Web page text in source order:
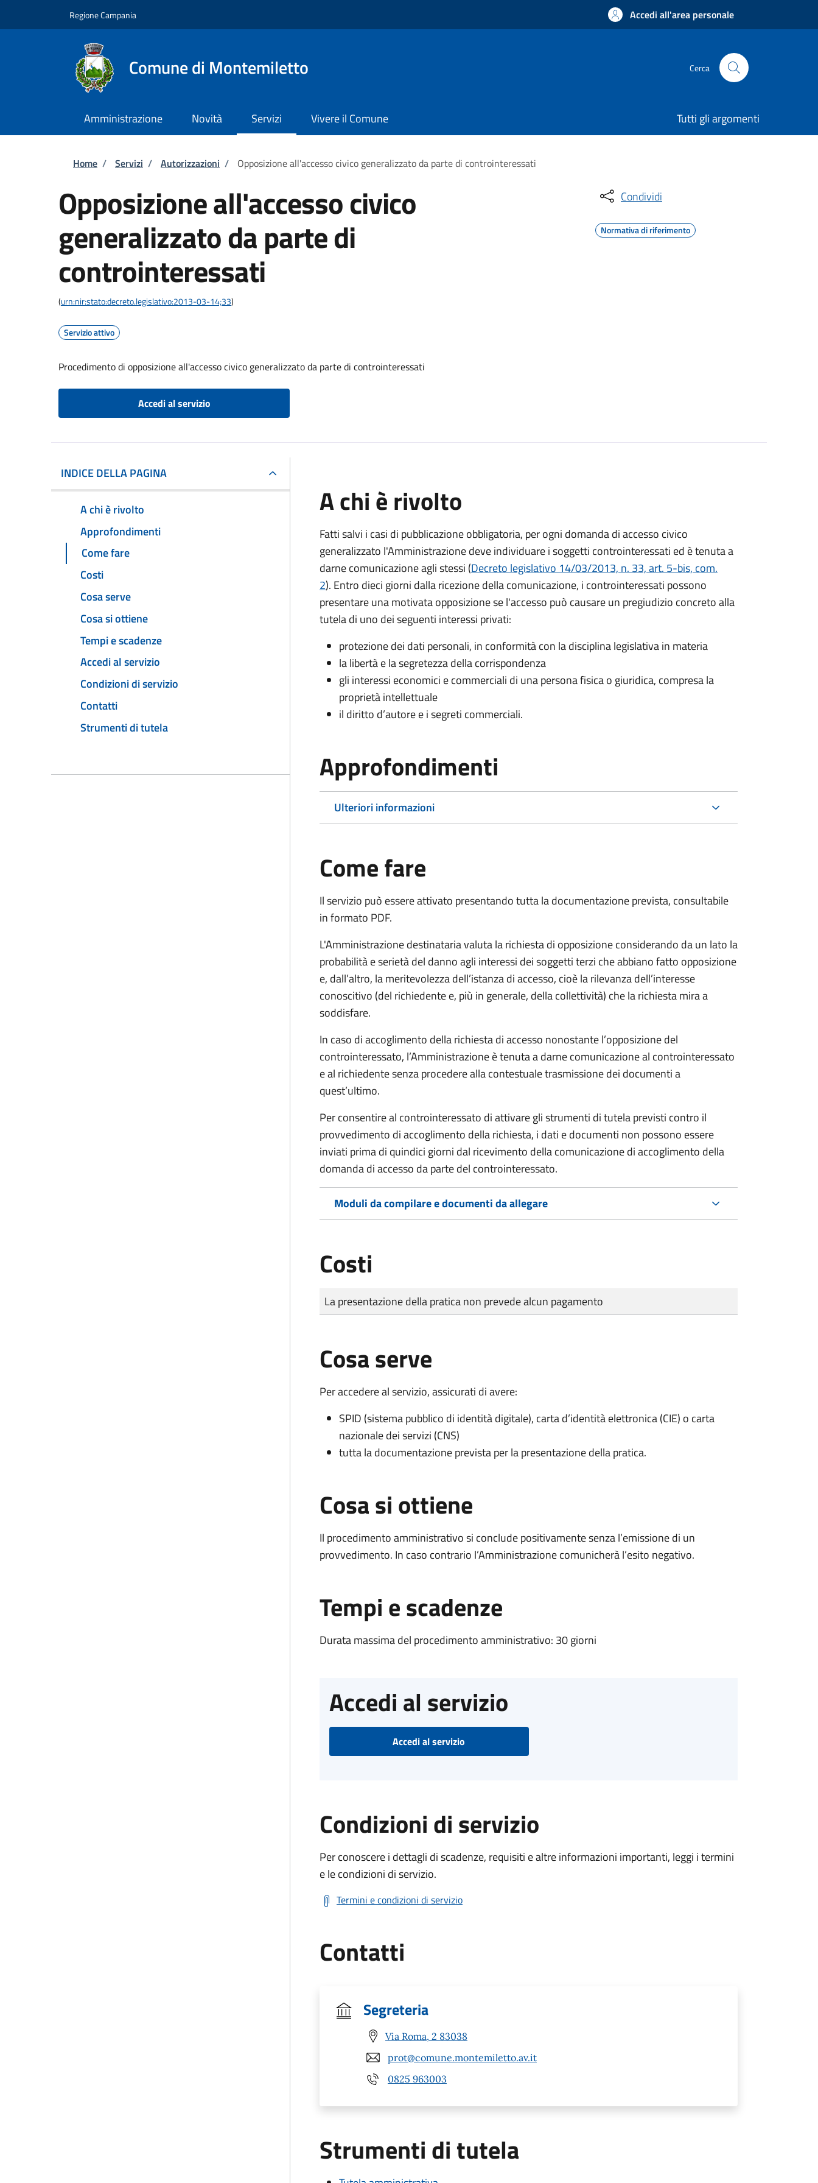
Regione Campania Accedi all'area personale
Comune di Montemiletto Cerca
Amministrazione Novità Servizi Vivere il Comune Tutti gli argomenti
Briciole di pane
Home / Servizi / Autorizzazioni / Opposizione all'accesso civico generalizzato da parte di controinteressati
Opposizione all'accesso civico
generalizzato da parte di
controinteressati
(urn:nir:stato:decreto.legislativo:2013-03-14;33)
Servizio attivo
Procedimento di opposizione all'accesso civico generalizzato da parte di controinteressati
Accedi al servizio
Condividi
Normativa di riferimento
INDICE DELLA PAGINA
A chi è rivolto
Approfondimenti
Come fare
Costi
Cosa serve
Cosa si ottiene
Tempi e scadenze
Accedi al servizio
Condizioni di servizio
Contatti
Strumenti di tutela
A chi è rivolto
Fatti salvi i casi di pubblicazione obbligatoria, per ogni domanda di accesso civico
generalizzato l'Amministrazione deve individuare i soggetti controinteressati ed è tenuta a
darne comunicazione agli stessi (Decreto legislativo 14/03/2013, n. 33, art. 5-bis, com.
2). Entro dieci giorni dalla ricezione della comunicazione, i controinteressati possono
presentare una motivata opposizione se l'accesso può causare un pregiudizio concreto alla
tutela di uno dei seguenti interessi privati:
protezione dei dati personali, in conformità con la disciplina legislativa in materia
la libertà e la segretezza della corrispondenza
gli interessi economici e commerciali di una persona fisica o giuridica, compresa la
proprietà intellettuale
il diritto d’autore e i segreti commerciali.
Approfondimenti
Ulteriori informazioni
Come fare
Il servizio può essere attivato presentando tutta la documentazione prevista, consultabile
in formato PDF.
L'Amministrazione destinataria valuta la richiesta di opposizione considerando da un lato la
probabilità e serietà del danno agli interessi dei soggetti terzi che abbiano fatto opposizione
e, dall’altro, la meritevolezza dell’istanza di accesso, cioè la rilevanza dell’interesse
conoscitivo (del richiedente e, più in generale, della collettività) che la richiesta mira a
soddisfare.
In caso di accoglimento della richiesta di accesso nonostante l’opposizione del
controinteressato, l’Amministrazione è tenuta a darne comunicazione al controinteressato
e al richiedente senza procedere alla contestuale trasmissione dei documenti a
quest’ultimo.
Per consentire al controinteressato di attivare gli strumenti di tutela previsti contro il
provvedimento di accoglimento della richiesta, i dati e documenti non possono essere
inviati prima di quindici giorni dal ricevimento della comunicazione di accoglimento della
domanda di accesso da parte del controinteressato.
Moduli da compilare e documenti da allegare
Costi
Tipo di pagamento
Importo
La presentazione della pratica non prevede alcun pagamento
Cosa serve
Per accedere al servizio, assicurati di avere:
SPID (sistema pubblico di identità digitale), carta d’identità elettronica (CIE) o carta
nazionale dei servizi (CNS)
tutta la documentazione prevista per la presentazione della pratica.
Cosa si ottiene
Il procedimento amministrativo si conclude positivamente senza l’emissione di un
provvedimento. In caso contrario l’Amministrazione comunicherà l’esito negativo.
Tempi e scadenze
Durata massima del procedimento amministrativo: 30 giorni
Accedi al servizio
Accedi al servizio
Condizioni di servizio
Per conoscere i dettagli di scadenze, requisiti e altre informazioni importanti, leggi i termini
e le condizioni di servizio.
Termini e condizioni di servizio
Contatti
Segreteria
Via Roma, 2 83038
prot@comune.montemiletto.av.it
0825 963003
Strumenti di tutela